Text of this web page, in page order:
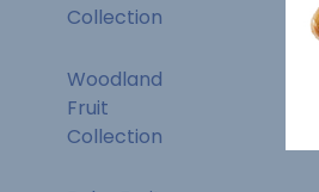
Collection
Woodland
Fruit
Collection